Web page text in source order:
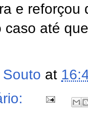
e reforçou
caso até
at